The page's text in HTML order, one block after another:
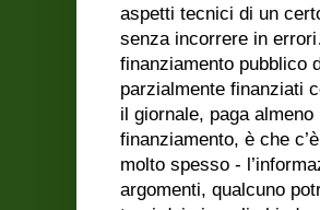
aspetti tecnici di un
senza incorrere in
finanziamento pubblico
parzialmente finanziati
il giornale, paga
finanziamento, è che
molto spesso -
argomenti, qualcuno